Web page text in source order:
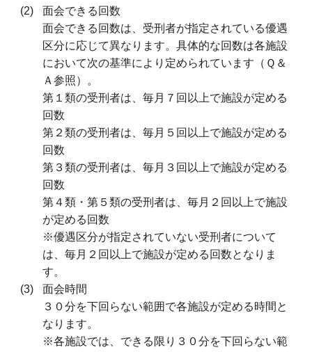
面会できる回数
面会できる回数は、受刑者が指定されている優遇
区分に応じて異なります。具体的な回数は各施設
において次の基準により定められています（Ｑ＆
Ａ参照）。
第１類の受刑者は、毎月７回以上で施設が定める
回数
第２類の受刑者は、毎月５回以上で施設が定める
回数
第３類の受刑者は、毎月３回以上で施設が定める
回数
第４類・第５類の受刑者は、毎月２回以上で施設
が定める回数
※優遇区分が指定されていない受刑者について
は、毎月２回以上で施設が定める回数となりま
す。
面会時間
３０分を下回らない範囲で各施設が定める時間と
なります。
※各施設では、できる限り３０分を下回らない範